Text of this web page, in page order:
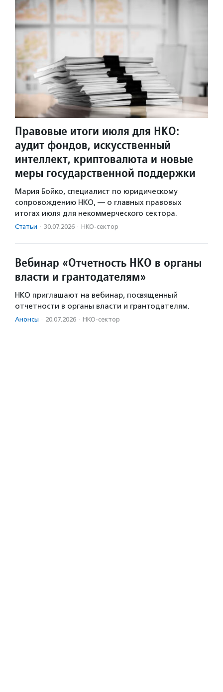
Правовые итоги июля для НКО:
аудит фондов, искусственный
интеллект, криптовалюта и новые
меры государственной поддержки
Мария Бойко, специалист по юридическому
сопровождению НКО, — о главных правовых
итогах июля для некоммерческого сектора.
Статьи · 30.07.2026 · НКО-сектор
Вебинар «Отчетность НКО в органы
власти и грантодателям»
НКО приглашают на вебинар, посвященный
отчетности в органы власти и грантодателям.
Анонсы · 20.07.2026 · НКО-сектор